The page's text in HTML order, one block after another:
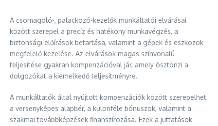
A csomagoló-, palackozó-kezelők munkáltatói elvárásai
között szerepel a precíz és hatékony munkavégzés, a
biztonsági előírások betartása, valamint a gépek és eszközök
megfelelő kezelése. Az elvárások magas színvonalú
teljesítése gyakran kompenzációval jár, amely ösztönzi a
dolgozókat a kiemelkedő teljesítményre.
A munkáltatók által nyújtott kompenzációk között szerepelhet
a versenyképes alapbér, a különféle bónuszok, valamint a
szakmai továbbképzések finanszírozása. Ezek a juttatások